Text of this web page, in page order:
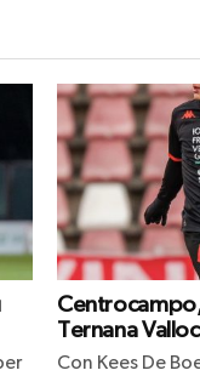
Ternana
Con Kees De